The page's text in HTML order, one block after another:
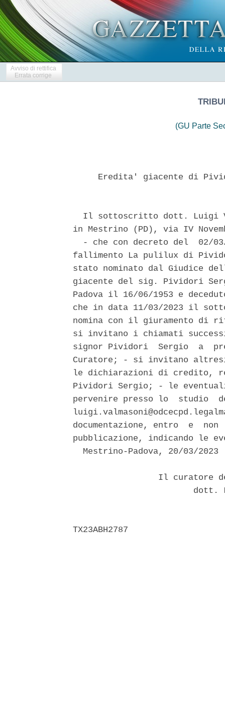
Avviso di rettifica
Errata corrige
(GU Parte
Eredita' giacente di
Il sottoscritto dott. Luigi
in Mestrino (PD), via IV
- che con decreto del  02/
fallimento La pulilux di
stato nominato dal Giudice
giacente del sig. Pividori
Padova il 16/06/1953 e
che in data 11/03/2023 il
nomina con il giuramento di
si invitano i chiamati
signor Pividori  Sergio  a
Curatore; - si invitano
le dichiarazioni di credito,
Pividori Sergio; - le
pervenire presso lo  studio
documentazione, entro  e
pubblicazione, indicando le
  Mestrino-Padova, 20/03/2023
Il curatore